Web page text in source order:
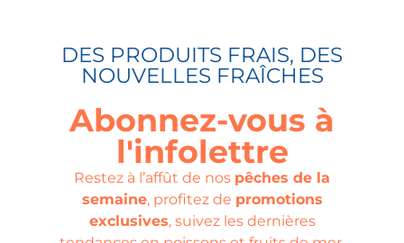
DES PRODUITS FRAIS, DES
NOUVELLES FRAÎCHES
Abonnez-vous à
l'infolettre
Restez à l’affût de nos pêches de la
semaine, profitez de promotions
exclusives, suivez les dernières